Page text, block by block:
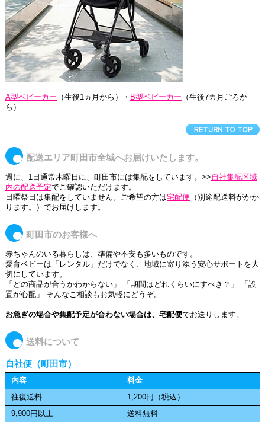
A型ベビーカー （生後1ヵ月から）・ B型ベビーカー （生後7カ月ごろか
ら）
配送エリア町田市全域へお届けいたします。
週に、1日通常木曜日に、町田市には集配をしています。>>自社集配区域
内の配送予定でご確認いただけます。
日曜祭日は集配をしていません。ご希望の方は宅配便 （別途配送料がかか
ります。）でお届けします。
町田市のお客様へ
赤ちゃんのいる暮らしは、準備や不安も多いものです。
愛育ベビーは「レンタル」だけでなく、地域に寄り添う安心サポートを大
切にしています。
「どの商品が合うかわからない」 「期間はどれくらいにすべき？」 「設
置が心配」 そんなご相談もお気軽にどうぞ。
お急ぎの場合や集配予定が合わない場合は、宅配便でお送りします。
送料について
自社便（町田市）
内容
料金
往復送料
1,200円（税込）
9,900円以上
送料無料